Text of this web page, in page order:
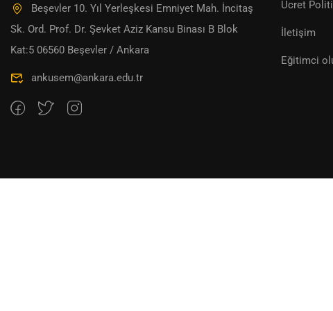
Beşevler 10. Yıl Yerleşkesi Emniyet Mah. İncitaş
Sk. Ord. Prof. Dr. Şevket Aziz Kansu Binası B Blok
Kat:5 06560 Beşevler / Ankara
ankusem@ankara.edu.tr
Ücret
İletişim
Eğitimci